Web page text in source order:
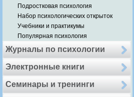
Подростковая психология
Набор психологических открыток
Учебники и практикумы
Популярная психология
Журналы по психологии
Электронные книги
Семинары и тренинги